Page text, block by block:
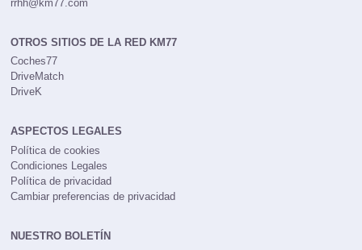
rrhh@km77.com
OTROS SITIOS DE LA RED KM77
Coches77
DriveMatch
DriveK
ASPECTOS LEGALES
Política de cookies
Condiciones Legales
Política de privacidad
Cambiar preferencias de privacidad
NUESTRO BOLETÍN